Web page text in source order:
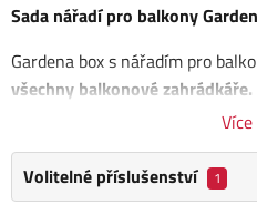
Sada nářadí pro balkony
Gardena box s nářadím pro
všechny balkonové zahrádkáře.
květinový drápek, zahradní
v prostorném plastovém boxu s
Více
Volitelné příslušenství 1